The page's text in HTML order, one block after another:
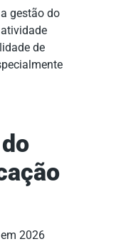
gestão do
de
2026